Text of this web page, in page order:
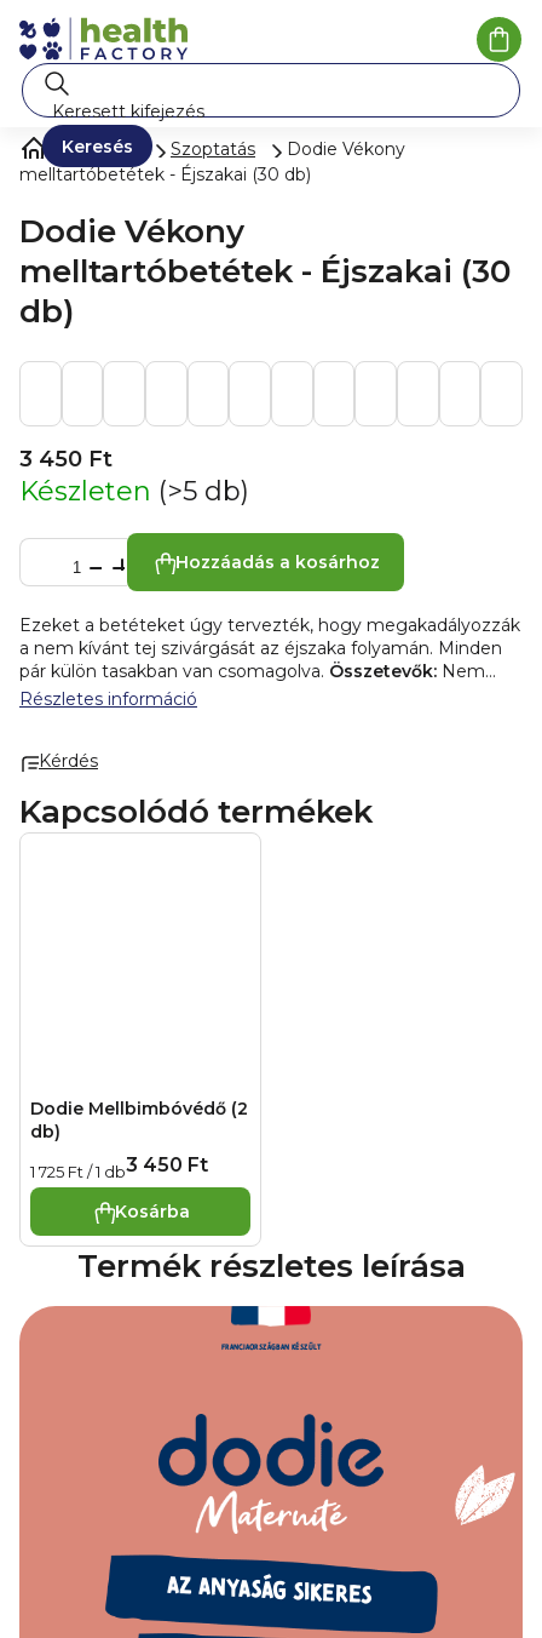
tartalomhoz
Keresés
Nőknek Szoptatás
Dodie Vékony
melltartóbetétek - Éjszakai (30 db)
Dodie Vékony
melltartóbetétek - Éjszakai (30
db)
3 450 Ft
Készleten (>5 db)
Hozzáadás a kosárhoz
Ezeket a betéteket úgy tervezték, hogy megakadályozzák
a nem kívánt tej szivárgását az éjszaka folyamán. Minden
pár külön tasakban van csomagolva. Összetevők: Nem
szőtt szövet - SAP-golyók - PE-fólia
hogy rögzítse azt. Ügyeljen arra, hogy a betéteket naponta
Minden szoptatás előtt és után tisztítsa meg a melleit.
Részletes információ
Kérdés
Kapcsolódó termékek
Dodie Mellbimbóvédő (2
db)
3 450 Ft
Egységár:
1 725 Ft / 1 db
Kosárba
Termék részletes leírása
FRANCIAORSZÁGBAN KÉSZÜLT
AZ ANYASÁG SIKERES